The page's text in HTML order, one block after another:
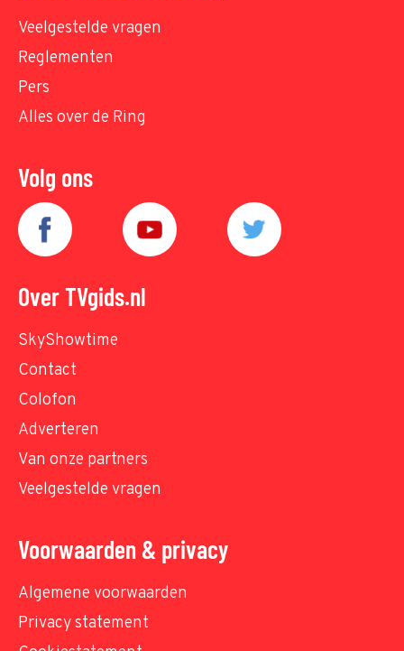
Veelgestelde vragen
Reglementen
Pers
Alles over de Ring
Volg ons
Over TVgids.nl
SkyShowtime
Contact
Colofon
Adverteren
Van onze partners
Veelgestelde vragen
Voorwaarden & privacy
Algemene voorwaarden
Privacy statement